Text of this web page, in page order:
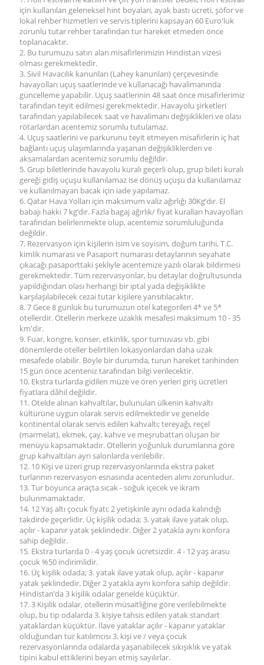
için kullanılan geleneksel hint boyaları, ayak bastı ücreti, şöfor ve
lokal rehber hizmetleri ve servis tiplerini kapsayan 60 Euro'luk
zorunlu tutar rehber tarafından tur hareket etmeden önce
toplanacaktır.
2. Bu turumuzu satın alan misafirlerimizin Hindistan vizesi
olması gerekmektedir.
3. Sivil Havacılık kanunları (Lahey kanunları) çerçevesinde
havayolları uçuş saatlerinde ve kullanacağı havalimanında
güncelleme yapabilir. Uçuş saatlerinin 48 saat önce misafirlerimiz
tarafından teyit edilmesi gerekmektedir. Havayolu şirketleri
tarafından yapılabilecek saat ve havalimanı değişiklikleri ve olası
rötarlardan acentemiz sorumlu tutulamaz.
4. Uçuş saatlerini ve parkurunu teyit etmeyen misafirlerin iç hat
bağlantı uçuş ulaşımlarında yaşanan değişikliklerden ve
aksamalardan acentemiz sorumlu değildir.
5. Grup biletlerinde havayolu kuralı geçerli olup, grup bileti kuralı
gereği gidiş uçuşu kullanılamaz ise dönüş uçuşu da kullanılamaz
ve kullanılmayan bacak için iade yapılamaz.
6. Qatar Hava Yolları için maksimum valiz ağırlığı 30Kg’dır. El
babajı hakkı 7 kg’dır. Fazla bagaj ağırlık/ fiyat kuralları havayolları
tarafından belirlenmekte olup, acentemiz sorumluluğunda
değildir.
7. Rezervasyon için kişilerin isim ve soyisim, doğum tarihi, T.C.
kimlik numarası ve Pasaport numarası detaylarının seyahate
çıkacağı pasaporttaki şekliyle acentemize yazılı olarak bildirmesi
gerekmektedir. Tüm rezervasyonlar, bu detaylar doğrultusunda
yapıldığından olası herhangi bir iptal yada değişiklikte
karşılaşılabilecek cezai tutar kişilere yansıtılacaktır.
8. 7 Gece 8 günlük bu turumuzun otel kategorileri 4* ve 5*
otellerdir. Otellerin merkeze uzaklık mesafesi maksimum 10 - 35
km'dir.
9. Fuar, kongre, konser, etkinlik, spor turnuvası vb. gibi
dönemlerde oteller belirtilen lokasyonlardan daha uzak
mesafede olabilir. Böyle bir durumda, turun hareket tarihinden
15 gün önce acenteniz tarafından bilgi verilecektir.
10. Ekstra turlarda gidilen müze ve ören yerleri giriş ücretleri
fiyatlara dâhil değildir.
11. Otelde alınan kahvaltılar, bulunulan ülkenin kahvaltı
kültürüne uygun olarak servis edilmektedir ve genelde
kontinental olarak servis edilen kahvaltı; tereyağı, reçel
(marmelat), ekmek, çay, kahve ve meşrubattan oluşan bir
menüyü kapsamaktadır. Otellerin yoğunluk durumlarına göre
grup kahvaltıları ayrı salonlarda verilebilir.
12. 10 Kişi ve üzeri grup rezervasyonlarında ekstra paket
turlarının rezervasyon esnasında acenteden alımı zorunludur.
13. Tur boyunca araçta sıcak - soğuk içecek ve ikram
bulunmamaktadır.
14. 12 Yaş altı çocuk fiyatı; 2 yetişkinle aynı odada kalındığı
takdirde geçerlidir. Üç kişilik odada; 3. yatak ilave yatak olup,
açılır - kapanır yatak şeklindedir. Diğer 2 yatakla aynı konfora
sahip değildir.
15. Ekstra turlarda 0 - 4 yaş çocuk ücretsizdir. 4 - 12 yaş arasu
çocuk %50 indirimlidir.
16. Üç kişilik odada; 3. yatak ilave yatak olup, açılır - kapanır
yatak şeklindedir. Diğer 2 yatakla aynı konfora sahip değildir.
Hindistan’da 3 kişilik odalar genelde küçüktür.
17. 3 Kişilik odalar, otellerin müsaitliğine göre verilebilmekte
olup, bu tip odalarda 3. kişiye tahsis edilen yatak standart
yataklardan küçüktür. İlave yataklar açılır - kapanır yataklar
olduğundan tur katılımcısı 3. kişi ve / veya çocuk
rezervasyonlarında odalarda yaşanabilecek sıkışıklık ve yatak
tipini kabul ettiklerini beyan etmiş sayılırlar.